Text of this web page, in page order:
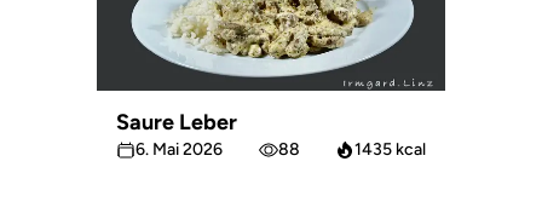
Saure Leber
6. Mai 2026 88 1435 kcal